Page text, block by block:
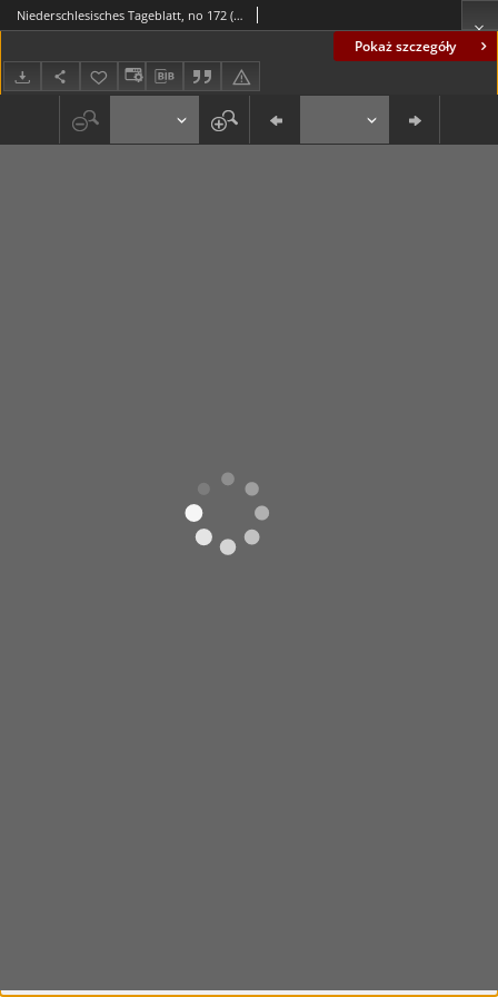
Pokaż szczegóły
Niederschlesisches Tageblatt, no 172 (Sonntag, den 26. Juli 1885)